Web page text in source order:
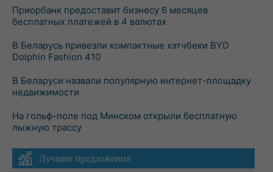
Приорбанк предоставит бизнесу 6 месяцев
бесплатных платежей в 4 валютах
В Беларусь привезли компактные хэтчбеки BYD
Dolphin Fashion 410
В Беларуси назвали популярную интернет-площадку
недвижимости
На гольф-поле под Минском открыли бесплатную
лыжную трассу
Лучшие предложения